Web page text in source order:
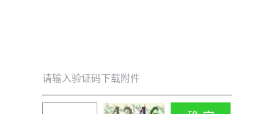
请输入验证码下载附件